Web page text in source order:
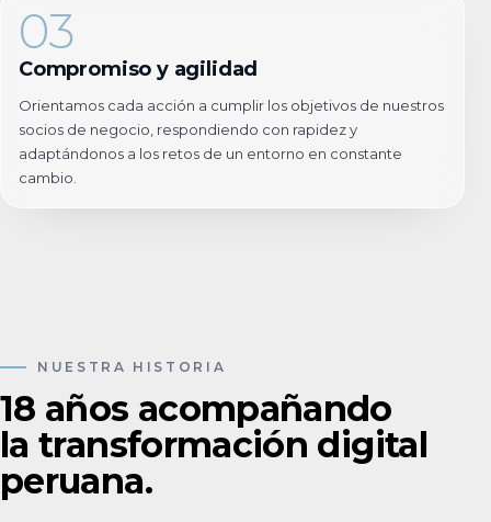
03
Compromiso y agilidad
Orientamos cada acción a cumplir los objetivos de nuestros
socios de negocio, respondiendo con rapidez y
adaptándonos a los retos de un entorno en constante
cambio.
NUESTRA HISTORIA
18 años acompañando
la transformación digital
peruana.